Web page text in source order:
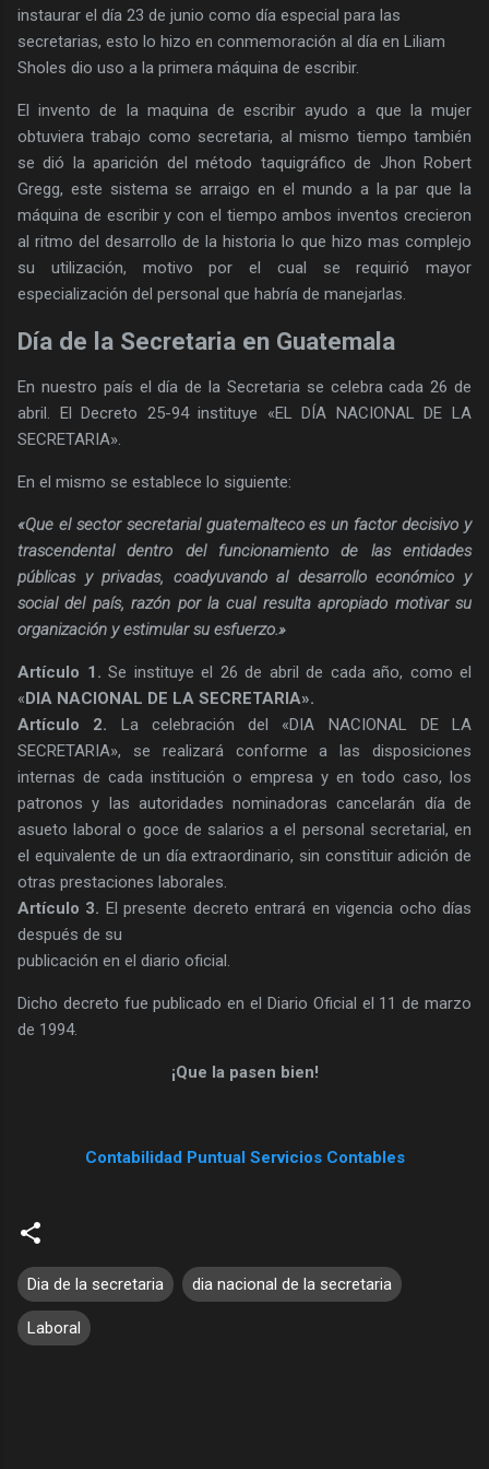
instaurar el día 23 de junio como día especial para las
secretarias, esto lo hizo en conmemoración al día en Liliam
Sholes dio uso a la primera máquina de escribir.
El invento de la maquina de escribir ayudo a que la mujer
obtuviera trabajo como secretaria, al mismo tiempo también
se dió la aparición del método taquigráfico de Jhon Robert
Gregg, este sistema se arraigo en el mundo a la par que la
máquina de escribir y con el tiempo ambos inventos crecieron
al ritmo del desarrollo de la historia lo que hizo mas complejo
su utilización, motivo por el cual se requirió mayor
especialización del personal que habría de manejarlas.
Día de la Secretaria en Guatemala
En nuestro país el día de la Secretaria se celebra cada 26 de
abril. El Decreto 25-94 instituye «EL DÍA NACIONAL DE LA
SECRETARIA».
En el mismo se establece lo siguiente:
«Que el sector secretarial guatemalteco es un factor decisivo y
trascendental dentro del funcionamiento de las entidades
públicas y privadas, coadyuvando al desarrollo económico y
social del país, razón por la cual resulta apropiado motivar su
organización y estimular su esfuerzo.»
Artículo 1. Se instituye el 26 de abril de cada año, como el
« DIA NACIONAL DE LA SECRETARIA».
Artículo 2. La celebración del «DIA NACIONAL DE LA
SECRETARIA», se realizará conforme a las disposiciones
internas de cada institución o empresa y en todo caso, los
patronos y las autoridades nominadoras cancelarán día de
asueto laboral o goce de salarios a el personal secretarial, en
el equivalente de un día extraordinario, sin constituir adición de
otras prestaciones laborales.
Artículo 3. El presente decreto entrará en vigencia ocho días
después de su
publicación en el diario oficial.
Dicho decreto fue publicado en el Diario Oficial el 11 de marzo
de 1994.
¡Que la pasen bien!
Contabilidad Puntual Servicios Contables
Dia de la secretaria dia nacional de la secretaria
Laboral